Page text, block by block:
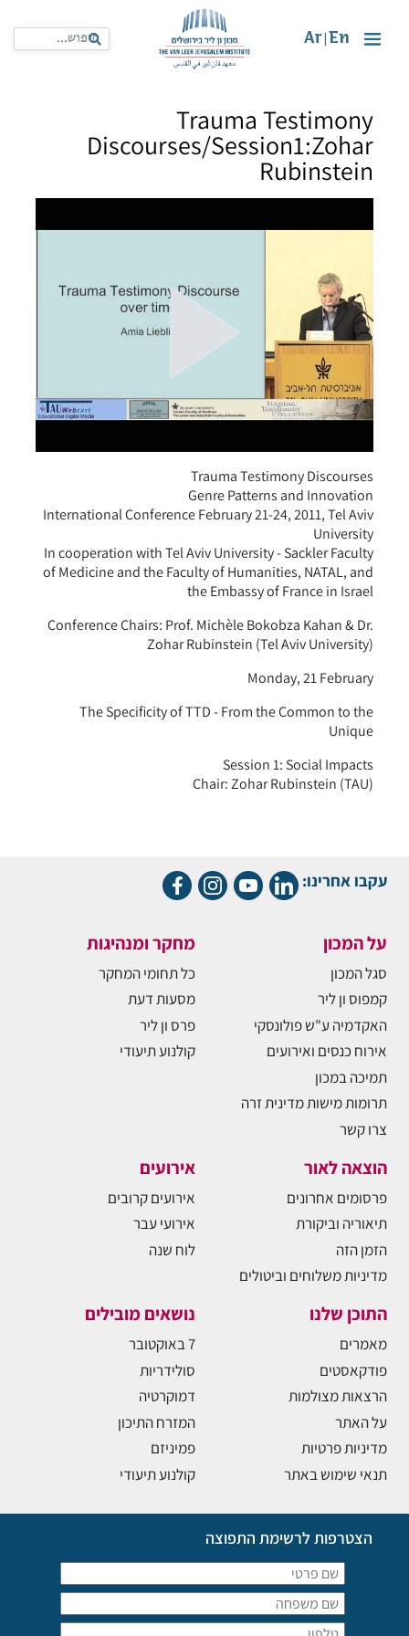
En
Ar
Trauma Testimony
Discourses/Session1:Zohar
Rubinstein
Trauma Testimony Discourses
Genre Patterns and Innovation
International Conference February 21-24, 2011, Tel Aviv
University
In cooperation with Tel Aviv University - Sackler Faculty
of Medicine and the Faculty of Humanities, NATAL, and
the Embassy of France in Israel
Conference Chairs: Prof. Michèle Bokobza Kahan & Dr.
Zohar Rubinstein (Tel Aviv University)
Monday, 21 February
The Specificity of TTD - From the Common to the
Unique
Session 1: Social Impacts
Chair: Zohar Rubinstein (TAU)
עקבו אחרינו:
על המכון
סגל המכון
קמפוס ון ליר
האקדמיה ע"ש פולונסקי
אירוח כנסים ואירועים
תמיכה במכון
תרומות מישות מדינית זרה
צרו קשר
מחקר ומנהיגות
כל תחומי המחקר
מסעות דעת
פרס ון ליר
קולנוע תיעודי
הוצאה לאור
פרסומים אחרונים
תיאוריה וביקורת
הזמן הזה
מדיניות משלוחים וביטולים
אירועים
אירועים קרובים
אירועי עבר
לוח שנה
התוכן שלנו
מאמרים
פודקאסטים
הרצאות מצולמות
על האתר
מדיניות פרטיות
תנאי שימוש באתר
נושאים מובילים
7 באוקטובר
סולידריות
דמוקרטיה
המזרח התיכון
פמיניזם
קולנוע תיעודי
הצטרפות לרשימת התפוצה